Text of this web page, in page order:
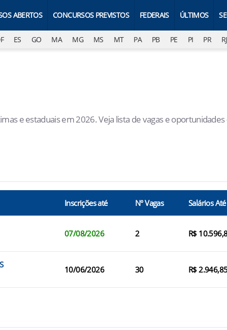
ABERTOS CONCURSOS PREVISTOS FEDERAIS ÚLTIMOS
ES GO MA MG MS MT PA PB PE PI PR RJ
e estaduais em 2026. Veja lista de vagas e oportunidades
Inscrições até N° Vagas Salários Até
07/08/2026 2 R$
10/06/2026 30 R$